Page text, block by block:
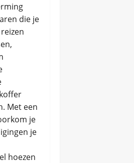
die je
Met een
je
je
hoezen